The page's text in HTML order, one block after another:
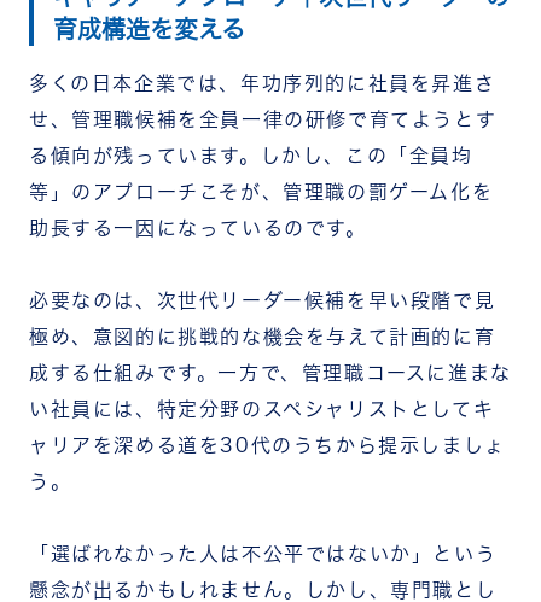
育成構造を変える
多くの日本企業では、年功序列的に社員を昇進さ
せ、管理職候補を全員一律の研修で育てようとす
る傾向が残っています。しかし、この「全員均
等」のアプローチこそが、管理職の罰ゲーム化を
助長する一因になっているのです。
必要なのは、次世代リーダー候補を早い段階で見
極め、意図的に挑戦的な機会を与えて計画的に育
成する仕組みです。一方で、管理職コースに進まな
い社員には、特定分野のスペシャリストとしてキ
ャリアを深める道を30代のうちから提示しましょ
う。
「選ばれなかった人は不公平ではないか」という
懸念が出るかもしれません。しかし、専門職とし